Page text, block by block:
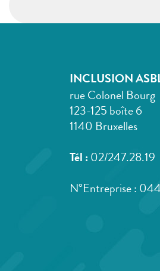
INCLUSION
rue Colonel Bourg
123-125 boîte 6
1140 Bruxelles
Tél : 02/247.28.19
N°Entreprise :